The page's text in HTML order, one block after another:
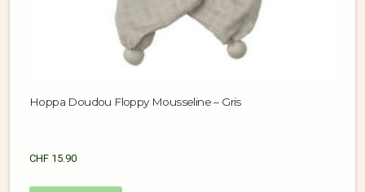
Hoppa Doudou Floppy Mousseline – Gris
CHF 15.90